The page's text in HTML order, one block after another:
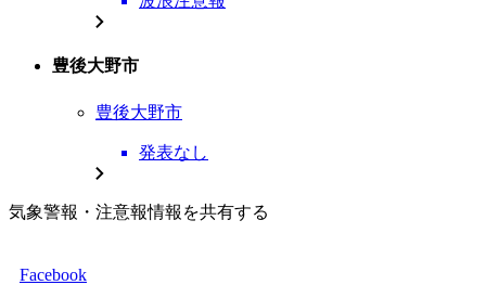
豊後大野市
豊後大野市
発表なし
気象警報・注意報情報を共有する
Facebook